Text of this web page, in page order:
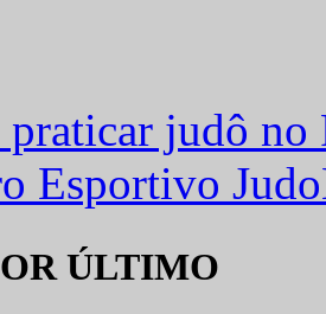
praticar judô
Esportivo
ÚLTIMO